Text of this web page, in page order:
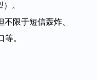
。
限于短信轰炸、
。